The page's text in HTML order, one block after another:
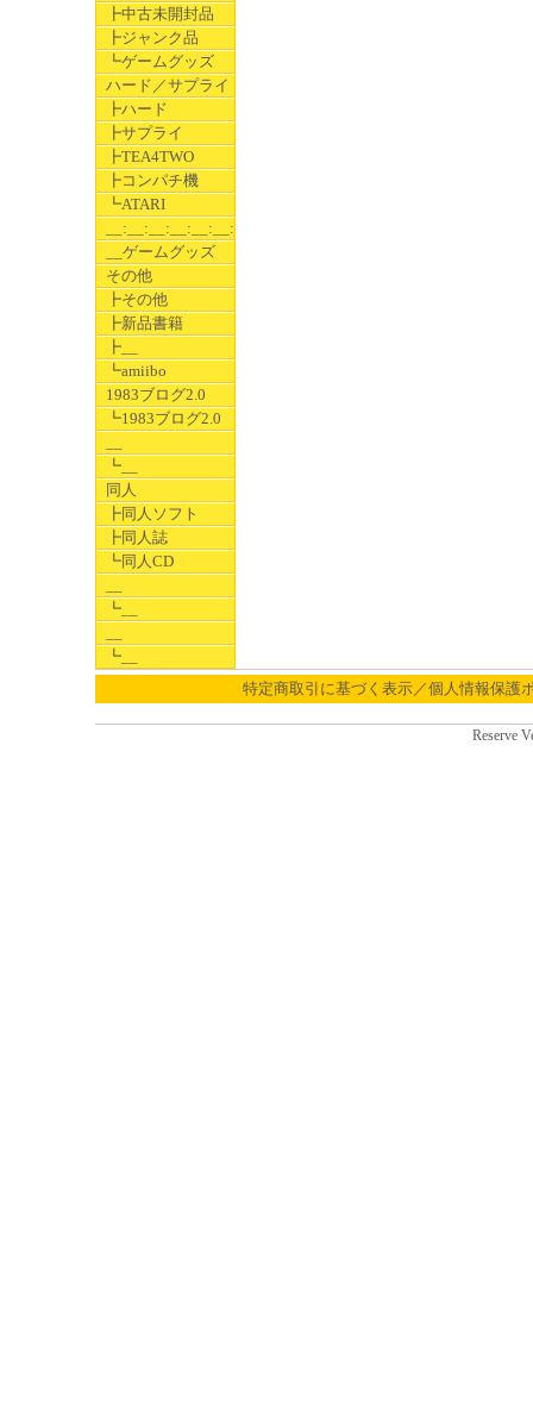
┣中古未開封品
┣ジャンク品
┗ゲームグッズ
ハード／サプライ
┣ハード
┣サプライ
┣TEA4TWO
┣コンパチ機
┗ATARI
__:__:__:__:__:__:__
__ゲームグッズ
その他
┣その他
┣新品書籍
┣__
┗amiibo
1983ブログ2.0
┗1983ブログ2.0
┗__
同人
┣同人ソフト
┣同人誌
┗同人CD
┗__
┗__
特定商取引に基づく表示／個人情報保護
Reserve